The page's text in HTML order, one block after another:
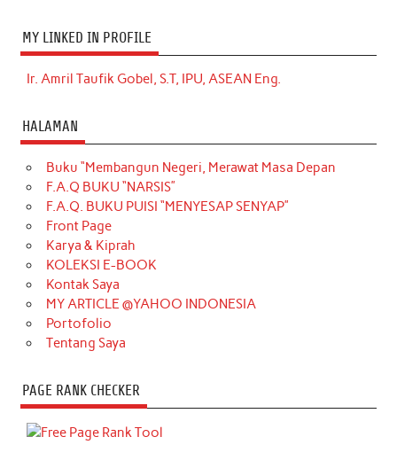
MY LINKED IN PROFILE
Ir. Amril Taufik Gobel, S.T, IPU, ASEAN Eng.
HALAMAN
Buku “Membangun Negeri, Merawat Masa Depan
F.A.Q BUKU “NARSIS”
F.A.Q. BUKU PUISI “MENYESAP SENYAP”
Front Page
Karya & Kiprah
KOLEKSI E-BOOK
Kontak Saya
MY ARTICLE @YAHOO INDONESIA
Portofolio
Tentang Saya
PAGE RANK CHECKER